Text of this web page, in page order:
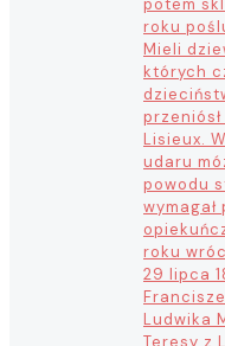
roku
Mieli
których
Lisieux.
udaru
powodu
wymagał
roku
29 lipca
Ludwika
Teresy z